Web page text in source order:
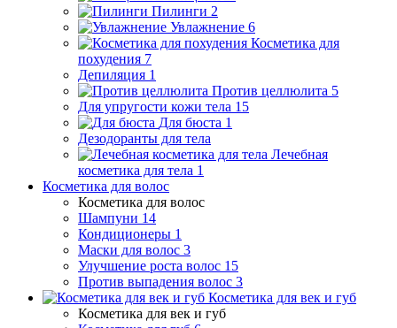
Пилинги 2
Увлажнение 6
Косметика для
похудения 7
Депиляция 1
Против целлюлита 5
Для упругости кожи тела 15
Для бюста 1
Дезодоранты для тела
Лечебная
косметика для тела 1
Косметика для волос
Косметика для волос
Шампуни 14
Кондиционеры 1
Маски для волос 3
Улучшение роста волос 15
Против выпадения волос 3
Косметика для век и губ
Косметика для век и губ